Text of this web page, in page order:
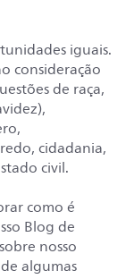
iguais.
consideração
de raça,
cidadania,
civil.
como é
Blog de
nosso
algumas